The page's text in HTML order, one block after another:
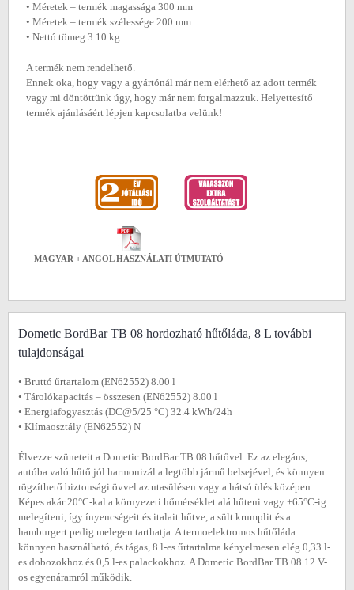
• Méretek ‒ termék magassága 300 mm
• Méretek ‒ termék szélessége 200 mm
• Nettó tömeg 3.10 kg
A termék nem rendelhető.
Ennek oka, hogy vagy a gyártónál már nem elérhető az adott termék
vagy mi döntöttünk úgy, hogy már nem forgalmazzuk. Helyettesítő
termék ajánlásáért lépjen kapcsolatba velünk!
MAGYAR + ANGOL HASZNÁLATI ÚTMUTATÓ
Dometic BordBar TB 08 hordozható hűtőláda, 8 L további
tulajdonságai
• Bruttó űrtartalom (EN62552) 8.00 l
• Tárolókapacitás ‒ összesen (EN62552) 8.00 l
• Energiafogyasztás (DC@5/25 °C) 32.4 kWh/24h
• Klímaosztály (EN62552) N
Élvezze szüneteit a Dometic BordBar TB 08 hűtővel. Ez az elegáns,
autóba való hűtő jól harmonizál a legtöbb jármű belsejével, és könnyen
rögzíthető biztonsági övvel az utasülésen vagy a hátsó ülés középen.
Képes akár 20°C-kal a környezeti hőmérséklet alá hűteni vagy +65°C-ig
melegíteni, így ínyencségeit és italait hűtve, a sült krumplit és a
hamburgert pedig melegen tarthatja. A termoelektromos hűtőláda
könnyen használható, és tágas, 8 l-es űrtartalma kényelmesen elég 0,33 l-
es dobozokhoz és 0,5 l-es palackokhoz. A Dometic BordBar TB 08 12 V-
os egyenáramról működik.